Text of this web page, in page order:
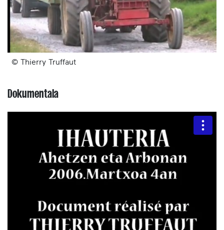
© Thierry Truffaut
Dokumentala